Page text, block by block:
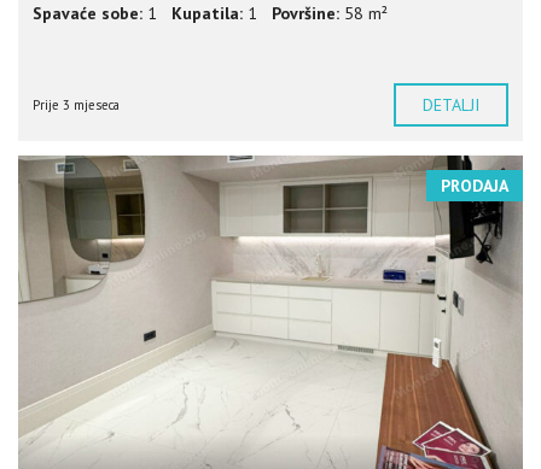
Spavaće sobe: 1 Kupatila: 1 Površine: 58 m²
Prije 3 mjeseca DETALJI
PRODAJA